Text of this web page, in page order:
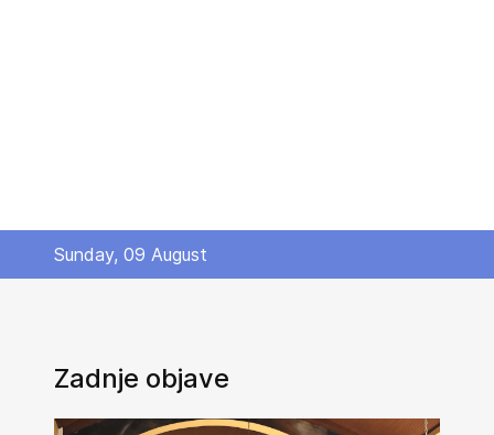
Sunday, 09 August
Zadnje objave